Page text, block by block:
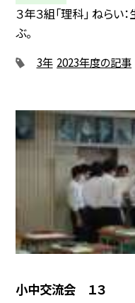
３年３組「理科」 ねらい
ぶ。
3年 2023年度の記事
小中交流会 １３